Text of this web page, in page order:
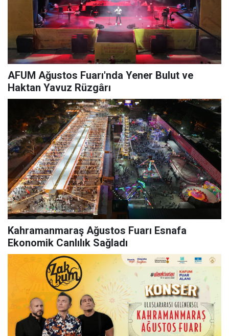
AFUM Ağustos Fuarı'nda Yener Bulut ve
Haktan Yavuz Rüzgârı
Kahramanmaraş Ağustos Fuarı Esnafa
Ekonomik Canlılık Sağladı